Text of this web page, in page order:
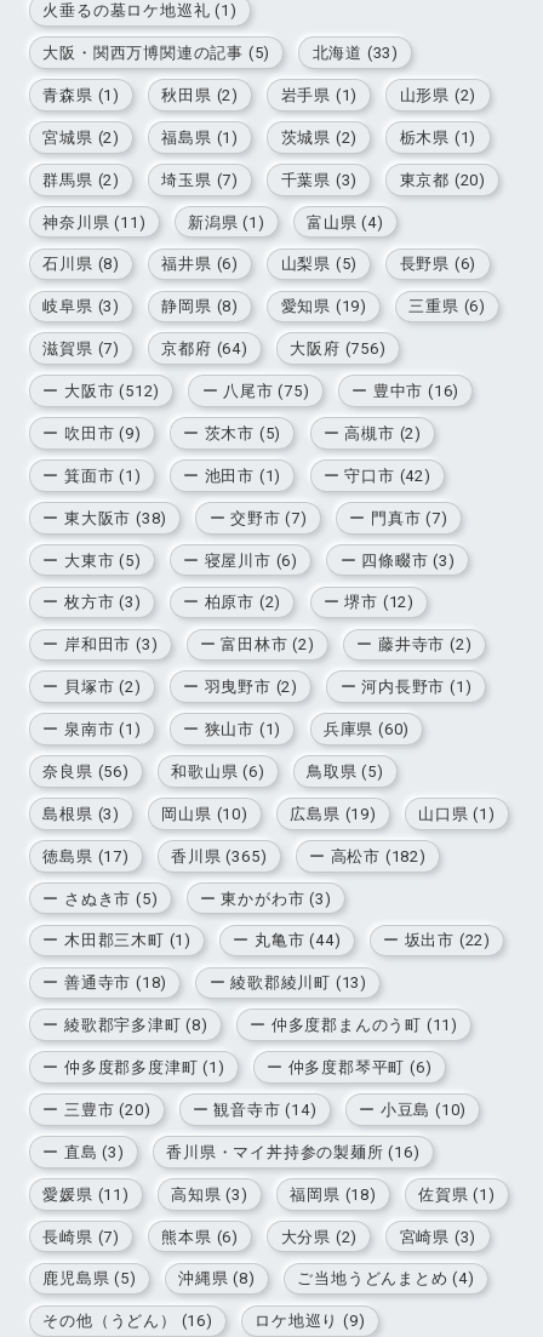
火垂るの墓ロケ地巡礼 (1)
大阪・関西万博関連の記事 (5) 北海道 (33)
青森県 (1) 秋田県 (2) 岩手県 (1) 山形県 (2)
宮城県 (2) 福島県 (1) 茨城県 (2) 栃木県 (1)
群馬県 (2) 埼玉県 (7) 千葉県 (3) 東京都 (20)
神奈川県 (11) 新潟県 (1) 富山県 (4)
石川県 (8) 福井県 (6) 山梨県 (5) 長野県 (6)
岐阜県 (3) 静岡県 (8) 愛知県 (19) 三重県 (6)
滋賀県 (7) 京都府 (64) 大阪府 (756)
ー 大阪市 (512) ー 八尾市 (75) ー 豊中市 (16)
ー 吹田市 (9) ー 茨木市 (5) ー 高槻市 (2)
ー 箕面市 (1) ー 池田市 (1) ー 守口市 (42)
ー 東大阪市 (38) ー 交野市 (7) ー 門真市 (7)
ー 大東市 (5) ー 寝屋川市 (6) ー 四條畷市 (3)
ー 枚方市 (3) ー 柏原市 (2) ー 堺市 (12)
ー 岸和田市 (3) ー 富田林市 (2) ー 藤井寺市 (2)
ー 貝塚市 (2) ー 羽曳野市 (2) ー 河内長野市 (1)
ー 泉南市 (1) ー 狭山市 (1) 兵庫県 (60)
奈良県 (56) 和歌山県 (6) 鳥取県 (5)
島根県 (3) 岡山県 (10) 広島県 (19) 山口県 (1)
徳島県 (17) 香川県 (365) ー 高松市 (182)
ー さぬき市 (5) ー 東かがわ市 (3)
ー 木田郡三木町 (1) ー 丸亀市 (44) ー 坂出市 (22)
ー 善通寺市 (18) ー 綾歌郡綾川町 (13)
ー 綾歌郡宇多津町 (8) ー 仲多度郡まんのう町 (11)
ー 仲多度郡多度津町 (1) ー 仲多度郡琴平町 (6)
ー 三豊市 (20) ー 観音寺市 (14) ー 小豆島 (10)
ー 直島 (3) 香川県・マイ丼持参の製麺所 (16)
愛媛県 (11) 高知県 (3) 福岡県 (18) 佐賀県 (1)
長崎県 (7) 熊本県 (6) 大分県 (2) 宮崎県 (3)
鹿児島県 (5) 沖縄県 (8) ご当地うどんまとめ (4)
その他（うどん） (16) ロケ地巡り (9)